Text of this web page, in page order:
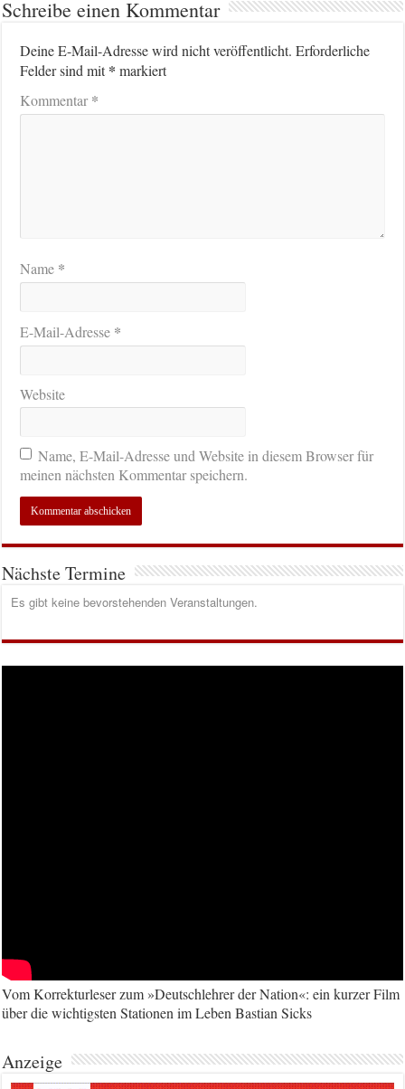
Schreibe einen Kommentar
Deine E-Mail-Adresse wird nicht veröffentlicht. Erforderliche
Felder sind mit* markiert
Kommentar*
Name *
E-Mail-Adresse *
Website
Name, E-Mail-Adresse und Website in diesem Browser für
meinen nächsten Kommentar speichern.
Nächste Termine
Es gibt keine bevorstehenden Veranstaltungen.
Vom Korrekturleser zum »Deutschlehrer der Nation«: ein kurzer Film
über die wichtigsten Stationen im Leben Bastian Sicks
Anzeige